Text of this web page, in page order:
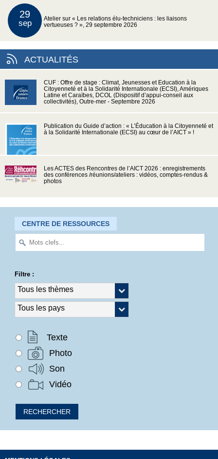
29
sep
Atelier sur « Les relations élu-techniciens : les liaisons
vertueuses ? », 29 septembre 2026
ACTUALITÉS
CUF : Offre de stage : Climat, Jeunesses et Education à la
Citoyenneté et à la Solidarité Internationale (ECSI), Amériques
Latine et Caraïbes, DCOL (Dispositif d’appui-conseil aux
collectivités), Outre-mer - Septembre 2026
Publication du Guide d’action : « L’Éducation à la Citoyenneté et
à la Solidarité Internationale (ECSI) au cœur de l’AICT » !
Les ACTES des Rencontres de l’AICT 2026 : enregistrements
des conférences /réunions/ateliers : vidéos, comptes-rendus &
photos
CENTRE DE RESSOURCES
Filtre :
Texte
Photo
Son
Vidéo